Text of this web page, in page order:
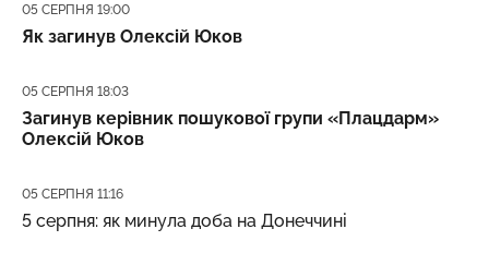
Дата публікації
05 СЕРПНЯ 19:00
Як загинув Олексій Юков
Дата публікації
05 СЕРПНЯ 18:03
Загинув керівник пошукової групи «Плацдарм»
Олексій Юков
Дата публікації
05 СЕРПНЯ 11:16
5 серпня: як минула доба на Донеччині